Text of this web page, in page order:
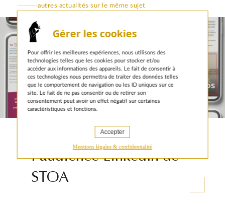
Gérer les cookies
Pour offrir les meilleures expériences, nous utilisons des
technologies telles que les cookies pour stocker et/ou
accéder aux informations des appareils. Le fait de consentir à
ces technologies nous permettra de traiter des données telles
que le comportement de navigation ou les ID uniques sur ce
site. Le fait de ne pas consentir ou de retirer son
consentement peut avoir un effet négatif sur certaines
caractéristiques et fonctions.
Accepter
Mentions légales & confidentialité
autres actualités sur le même sujet
Animal pensant double
l’audience LinkedIn de
STOA